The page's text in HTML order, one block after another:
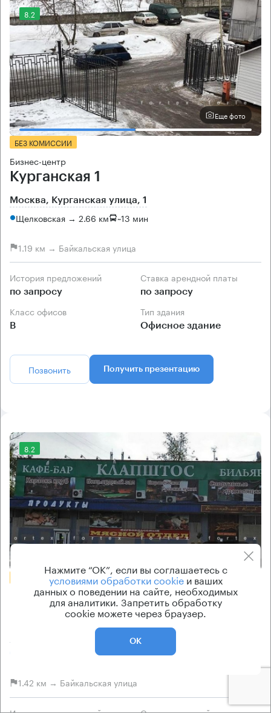
8.2
Еще фото
БЕЗ КОМИССИИ
Бизнес-центр
Курганская 1
Москва, Курганская улица, 1
Щелковская → 2.66 км ~13 мин
1.19 км → Байкальская улица
История предложений
по запросу
Ставка арендной платы
по запросу
Класс офисов
B
Тип здания
Офисное здание
Позвонить Получить презентацию
8.2
Еще фото
БЕЗ КОМИССИИ
Бизнес-центр
Щелковское 30
Москва, Щелковское шоссе, 30
Щелковская → 930 м ~9 мин
1.42 км → Байкальская улица
Нажмите “ОК”, если вы соглашаетесь с
условиями обработки cookieи ваших
данных о поведении на сайте, необходимых
для аналитики. Запретить обработку
cookie можете через браузер.
ОК